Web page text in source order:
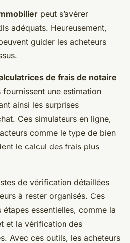
peut s’avérer
adéquats. Heureusement,
guider les acheteurs
de frais de notaire
fournissent une estimation
ainsi les surprises
Ces simulateurs en ligne,
comme le type de bien
le calcul des frais plus
de vérification détaillées
à rester organisés. Ces
essentielles, comme la
et la vérification des
Avec ces outils, les acheteurs